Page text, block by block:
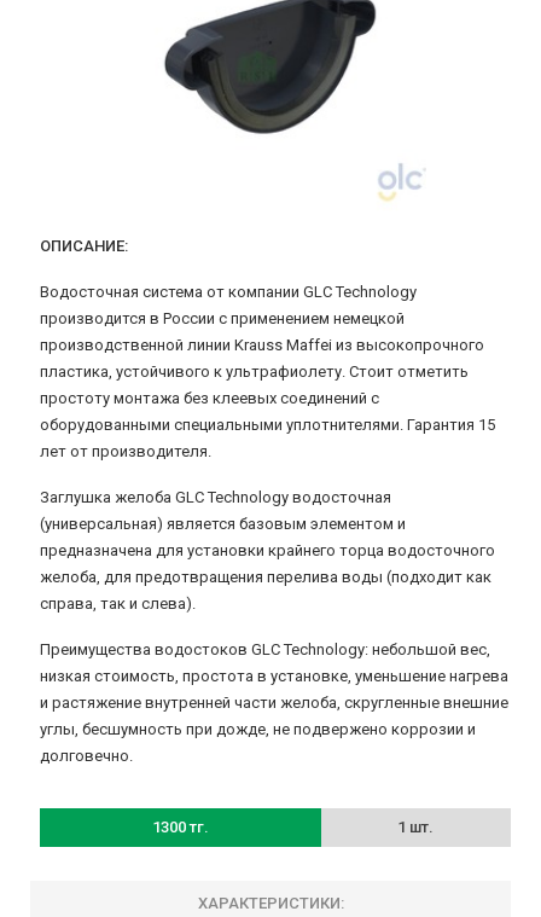
ОПИСАНИЕ:
Водосточная система от компании GLC Technology
производится в России с применением немецкой
производственной линии Krauss Maffei из высокопрочного
пластика, устойчивого к ультрафиолету. Стоит отметить
простоту монтажа без клеевых соединений с
оборудованными специальными уплотнителями. Гарантия 15
лет от производителя.
Заглушка желоба GLC Technology водосточная
(универсальная) является базовым элементом и
предназначена для установки крайнего торца водосточного
желоба, для предотвращения перелива воды (подходит как
справа, так и слева).
Преимущества водостоков GLC Technology: небольшой вес,
низкая стоимость, простота в установке, уменьшение нагрева
и растяжение внутренней части желоба, скругленные внешние
углы, бесшумность при дожде, не подвержено коррозии и
долговечно.
1300 тг. 1 шт.
ХАРАКТЕРИСТИКИ: